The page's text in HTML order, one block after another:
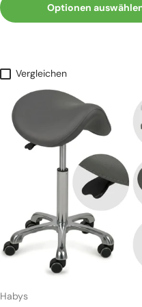
Optionen
Vergleichen
Habys